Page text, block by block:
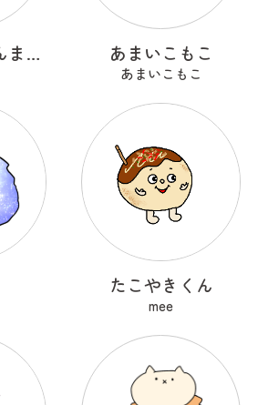
嘘みたいにまんまるなウソ あまいこもこ
あまいこもこ
たこやきくん
mee